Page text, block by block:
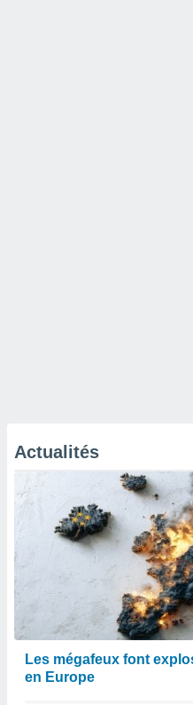
Actualités
Les mégafeux font
en Europe